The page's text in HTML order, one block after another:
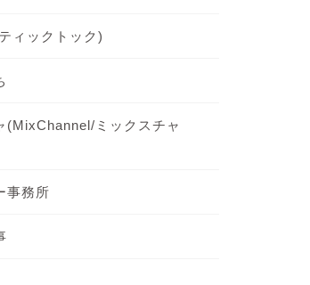
ィックトック)
(MixChannel/ミックスチャ
事務所